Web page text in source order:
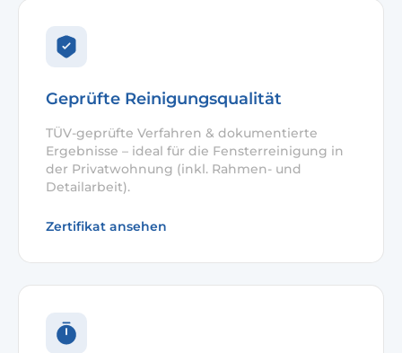
Geprüfte Reinigungsqualität
TÜV-geprüfte Verfahren & dokumentierte
Ergebnisse – ideal für die Fensterreinigung in
der Privatwohnung (inkl. Rahmen- und
Detailarbeit).
Zertifikat ansehen